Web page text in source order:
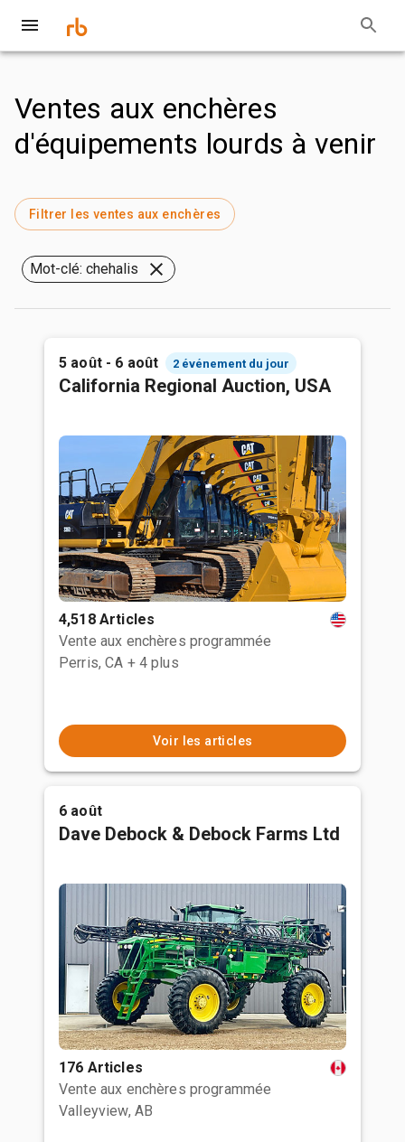
Ventes aux enchères
d'équipements lourds à venir
Filtrer les ventes aux enchères
Mot-clé: chehalis
5 août - 6 août 2 événement du jour
California Regional Auction, USA
4,518 Articles
Vente aux enchères programmée
Perris, CA + 4 plus
Voir les articles
6 août
Dave Debock & Debock Farms Ltd
176 Articles
Vente aux enchères programmée
Valleyview, AB